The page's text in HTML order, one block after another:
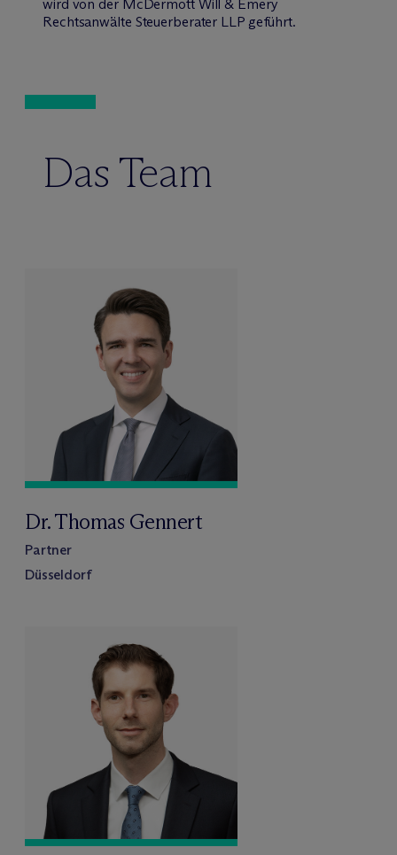
wird von der McDermott Will & Emery
Rechtsanwälte Steuerberater LLP geführt.
Das Team
Dr. Thomas Gennert
Partner
Düsseldorf